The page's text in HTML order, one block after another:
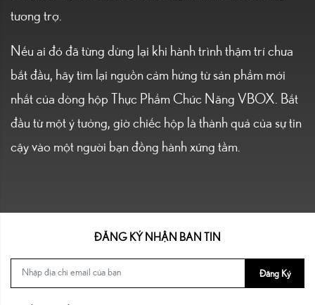
tương trợ.
Nếu ai đó đã từng dừng lại khi hành trình thậm trí chưa
bắt đầu, hãy tìm lại nguồn cảm hứng từ sản phẩm mới
nhất của dòng hộp Thực Phẩm Chức Năng VBOX. Bắt
đầu từ một ý tưởng, giờ chiếc hộp là thành quả của sự tin
cậy vào một người bạn đồng hành xứng tầm.
ĐĂNG KÝ NHẬN BẢN TIN
Đăng Ký